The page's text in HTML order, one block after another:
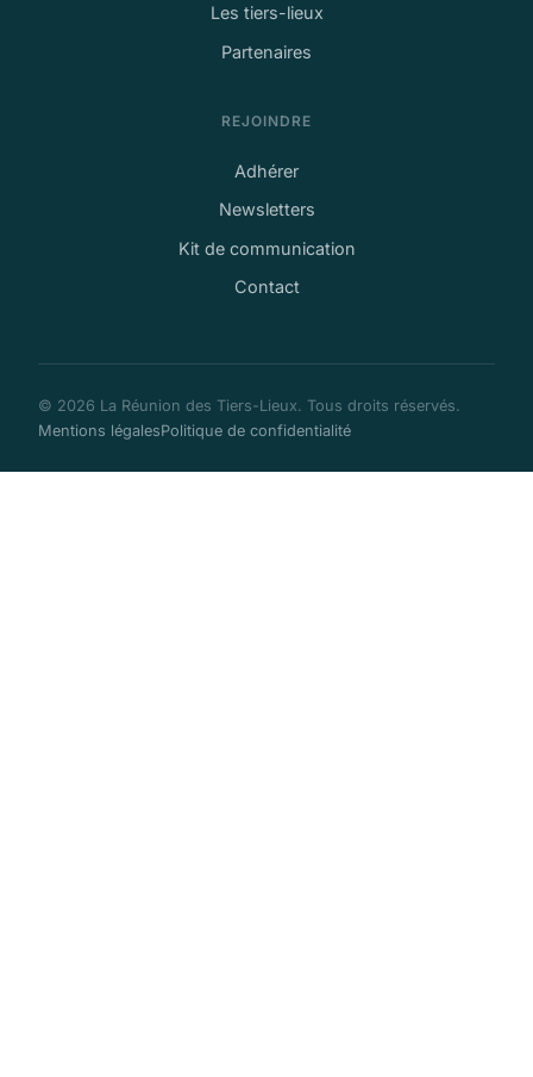
Les tiers-lieux
Partenaires
REJOINDRE
Adhérer
Newsletters
Kit de communication
Contact
© 2026 La Réunion des Tiers-Lieux. Tous droits réservés.
Mentions légalesPolitique de confidentialité